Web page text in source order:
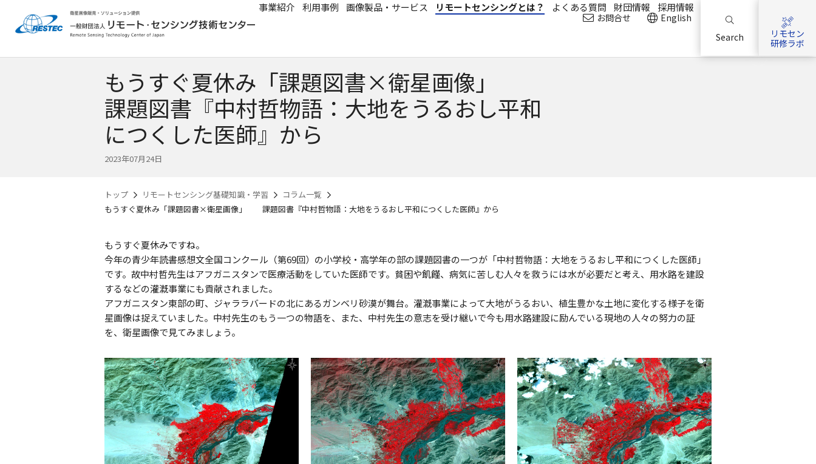
お問合せ English
事業紹介 利用事例 画像製品・サービス リモートセンシングとは？ よくある質問 財団情報 採用情報
Search
リモセン
研修ラボ
もうすぐ夏休み「課題図書×衛星画像」
課題図書『中村哲物語：大地をうるおし平和
につくした医師』から
2023年07月24日
トップ リモートセンシング基礎知識・学習
コラム一覧
もうすぐ夏休み「課題図書×衛星画像」 課題図書『中村哲物語：大地をうるおし平和につくした医師』から
もうすぐ夏休みですね。
今年の青少年読書感想文全国コンクール（第69回）の小学校・高学年の部の課題図書の一つが「中村哲物語：大地をうるおし平和につくした医師」
です。故中村哲先生はアフガニスタンで医療活動をしていた医師です。貧困や飢饉、病気に苦しむ人々を救うには水が必要だと考え、用水路を建設
するなどの灌漑事業にも貢献されました。
アフガニスタン東部の町、ジャララバードの北にあるガンベリ砂漠が舞台。灌漑事業によって大地がうるおい、植生豊かな土地に変化する様子を衛
星画像は捉えていました。中村先生のもう一つの物語を、また、中村先生の意志を受け継いで今も用水路建設に励んでいる現地の人々の努力の証
を、衛星画像で見てみましょう。